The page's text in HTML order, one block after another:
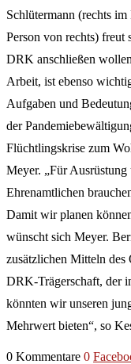
Schlütermann (rechts
Person von rechts)
DRK anschließen
Arbeit, ist ebenso
Aufgaben und
der
Flüchtlingskrise zum
Meyer. „Für
Ehrenamtlichen
Damit wir planen
wünscht sich Meyer.
zusätzlichen Mitteln des
DRK-Trägerschaft, der
könnten wir unseren
Mehrwert bieten“, so
0 Kommentare 0